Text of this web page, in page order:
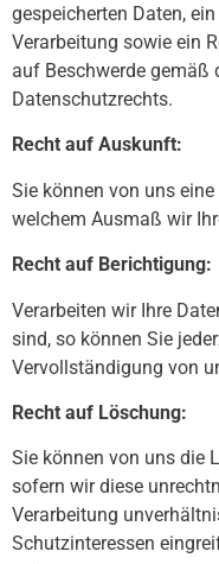
gespeicherten Daten,
Verarbeitung sowie ein
auf Beschwerde gemäß
Datenschutzrechts.
Recht auf Auskunft:
Sie können von uns
welchem Ausmaß wir
Recht auf Berichtigung:
Verarbeiten wir Ihre
sind, so können Sie
Vervollständigung von
Recht auf Löschung:
Sie können von uns die
sofern wir diese
Verarbeitung
Schutzinteressen